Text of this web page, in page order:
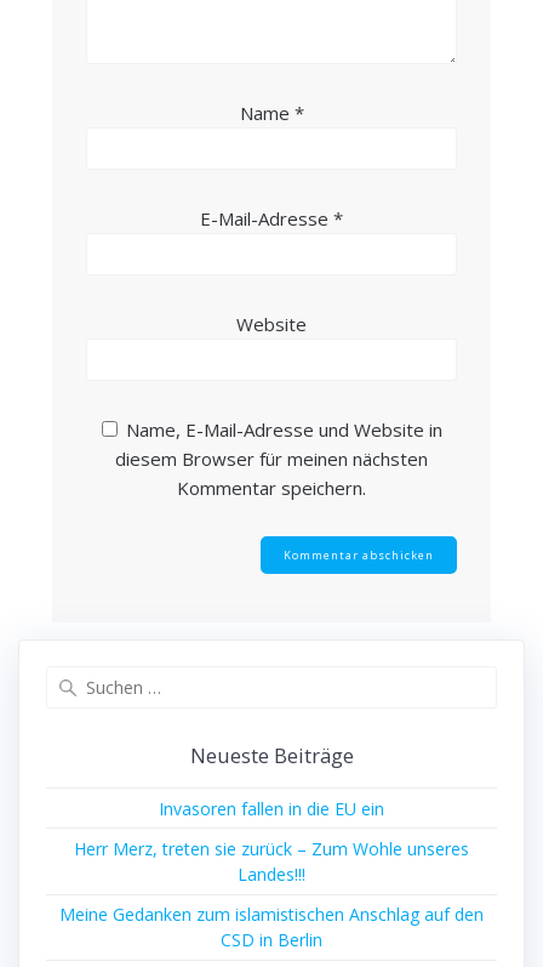
Name *
E-Mail-Adresse *
Website
Name, E-Mail-Adresse und Website in
diesem Browser für meinen nächsten
Kommentar speichern.
Neueste Beiträge
Invasoren fallen in die EU ein
Herr Merz, treten sie zurück – Zum Wohle unseres
Landes!!!
Meine Gedanken zum islamistischen Anschlag auf den
CSD in Berlin